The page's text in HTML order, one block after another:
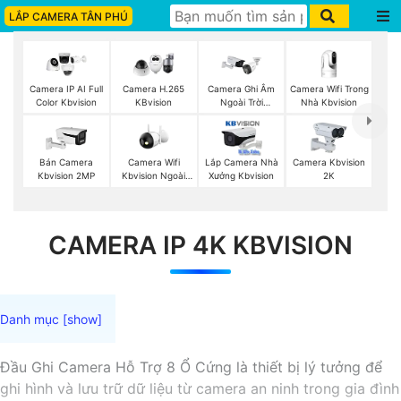
LẮP CAMERA TÂN PHÚ
Camera IP AI Full
Color Kbvision
Camera H.265
KBvision
Camera Ghi Âm
Ngoài Trời
Camera Wifi Trong
Nhà Kbvision
Bán Camera
Kbvision 2MP
Camera Wifi
Kbvision Ngoài
Lắp Camera Nhà
Xưởng Kbvision
Camera Kbvision
2K
CAMERA IP 4K KBVISION
Đầu Ghi Camera Hỗ Trợ 8 Ổ Cứng là thiết bị lý tưởng để
ghi hình và lưu trữ dữ liệu từ camera an ninh trong gia đình